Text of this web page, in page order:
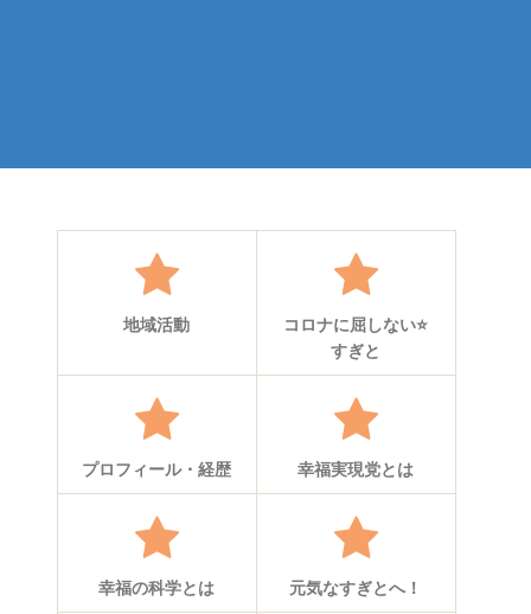
地域活動
コロナに屈しない⭐
すぎと
プロフィール・経歴 幸福実現党とは
幸福の科学とは 元気なすぎとへ！